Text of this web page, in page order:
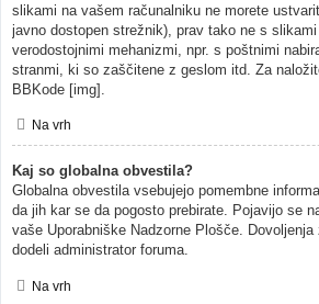
slikami na vašem računalniku ne morete
javno dostopen strežnik), prav tako ne s
verodostojnimi mehanizmi, npr. s poštnimi
stranmi, ki so zaščitene z geslom itd. Za
BBKode [img].
Na vrh
Kaj so globalna obvestila?
Globalna obvestila vsebujejo pomembne
da jih kar se da pogosto prebirate. Pojavijo se
vaše Uporabniške Nadzorne Plošče.
dodeli administrator foruma.
Na vrh